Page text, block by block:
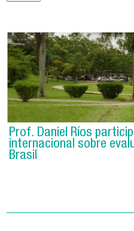
Prof. Daniel Ríos
internacional sobre
Brasil